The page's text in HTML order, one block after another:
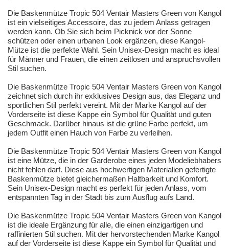
Die Baskenmütze Tropic 504 Ventair Masters Green von Kangol
ist ein vielseitiges Accessoire, das zu jedem Anlass getragen
werden kann. Ob Sie sich beim Picknick vor der Sonne
schützen oder einen urbanen Look ergänzen, diese Kangol-
Mütze ist die perfekte Wahl. Sein Unisex-Design macht es ideal
für Männer und Frauen, die einen zeitlosen und anspruchsvollen
Stil suchen.
Die Baskenmütze Tropic 504 Ventair Masters Green von Kangol
zeichnet sich durch ihr exklusives Design aus, das Eleganz und
sportlichen Stil perfekt vereint. Mit der Marke Kangol auf der
Vorderseite ist diese Kappe ein Symbol für Qualität und guten
Geschmack. Darüber hinaus ist die grüne Farbe perfekt, um
jedem Outfit einen Hauch von Farbe zu verleihen.
Die Baskenmütze Tropic 504 Ventair Masters Green von Kangol
ist eine Mütze, die in der Garderobe eines jeden Modeliebhabers
nicht fehlen darf. Diese aus hochwertigen Materialien gefertigte
Baskenmütze bietet gleichermaßen Haltbarkeit und Komfort.
Sein Unisex-Design macht es perfekt für jeden Anlass, vom
entspannten Tag in der Stadt bis zum Ausflug aufs Land.
Die Baskenmütze Tropic 504 Ventair Masters Green von Kangol
ist die ideale Ergänzung für alle, die einen einzigartigen und
raffinierten Stil suchen. Mit der hervorstechenden Marke Kangol
auf der Vorderseite ist diese Kappe ein Symbol für Qualität und